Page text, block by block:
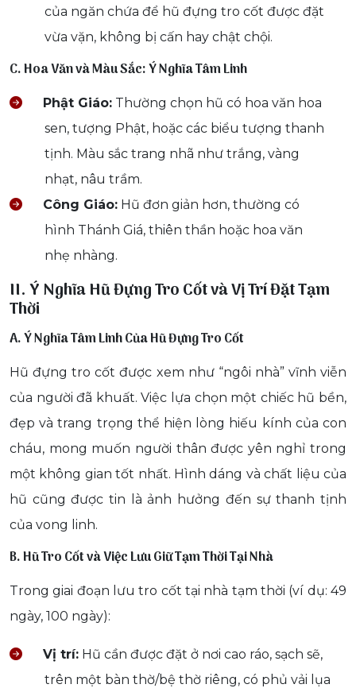
của ngăn chứa để hũ đựng tro cốt được đặt
vừa vặn, không bị cấn hay chật chội.
C. Hoa Văn và Màu Sắc: Ý Nghĩa Tâm Linh
Phật Giáo: Thường chọn hũ có hoa văn hoa
sen, tượng Phật, hoặc các biểu tượng thanh
tịnh. Màu sắc trang nhã như trắng, vàng
nhạt, nâu trầm.
Công Giáo: Hũ đơn giản hơn, thường có
hình Thánh Giá, thiên thần hoặc hoa văn
nhẹ nhàng.
II. Ý Nghĩa Hũ Đựng Tro Cốt và Vị Trí Đặt Tạm
Thời
A. Ý Nghĩa Tâm Linh Của Hũ Đựng Tro Cốt
Hũ đựng tro cốt được xem như “ngôi nhà” vĩnh viễn
của người đã khuất. Việc lựa chọn một chiếc hũ bền,
đẹp và trang trọng thể hiện lòng hiếu kính của con
cháu, mong muốn người thân được yên nghỉ trong
một không gian tốt nhất. Hình dáng và chất liệu của
hũ cũng được tin là ảnh hưởng đến sự thanh tịnh
của vong linh.
B. Hũ Tro Cốt và Việc Lưu Giữ Tạm Thời Tại Nhà
Trong giai đoạn lưu tro cốt tại nhà tạm thời (ví dụ: 49
ngày, 100 ngày):
Vị trí: Hũ cần được đặt ở nơi cao ráo, sạch sẽ,
trên một bàn thờ/bệ thờ riêng, có phủ vải lụa